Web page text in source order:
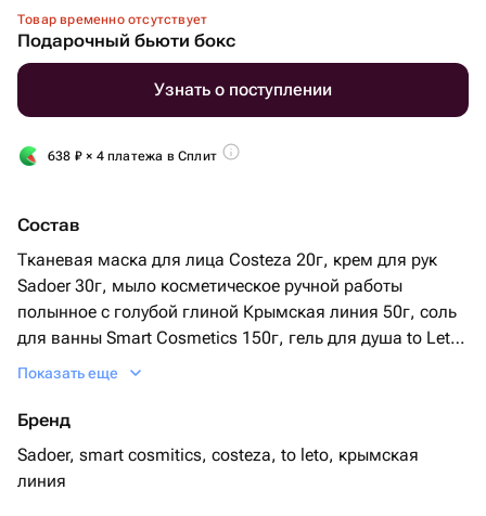
Товар временно отсутствует
Подарочный бьюти бокс
Узнать о поступлении
638 ₽ × 4 платежа в Сплит
Состав
Тканевая маска для лица Costeza 20г, крем для рук
Sadoer 30г, мыло косметическое ручной работы
полынное с голубой глиной Крымская линия 50г, соль
для ванны Smart Cosmetics 150г, гель для душа to Leto
300мл, подарочная коробка
Показать еще
Бренд
Sadoer, smart cosmitics, costeza, to leto, крымская
линия